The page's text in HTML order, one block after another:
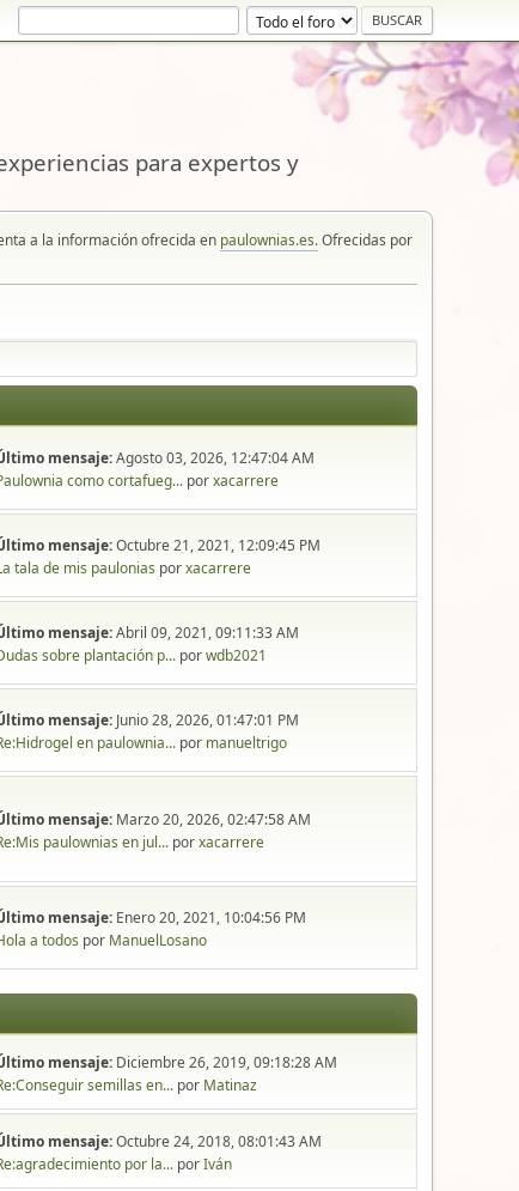
para expertos y
a la información ofrecida en paulownias.es.Ofrecidas por
mensaje:Agosto 03, 2026, 12:47:04 AM
como cortafueg... porxacarrere
mensaje:Octubre 21, 2021, 12:09:45 PM
tala de mis paulonias porxacarrere
mensaje:Abril 09, 2021, 09:11:33 AM
sobre plantación p... porwdb2021
mensaje: Junio 28, 2026, 01:47:01 PM
en paulownia... por manueltrigo
mensaje: Marzo 20, 2026, 02:47:58 AM
paulownias en jul... porxacarrere
mensaje: Enero 20, 2021, 10:04:56 PM
a todos por ManuelLosano
mensaje: Diciembre 26, 2019, 09:18:28 AM
semillas en... por Matinaz
mensaje:Octubre 24, 2018, 08:01:43 AM
por la... porIván